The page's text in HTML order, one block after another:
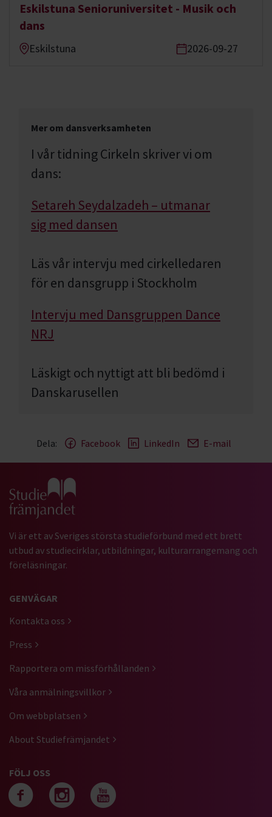
Eskilstuna Senioruniversitet - Musik och
dans
Eskilstuna 2026-09-27
Mer om dansverksamheten
I vår tidning Cirkeln skriver vi om
dans:
Setareh Seydalzadeh – utmanar
sig med dansen
Läs vår intervju med cirkelledaren
för en dansgrupp i Stockholm
Intervju med Dansgruppen Dance
NRJ
Läskigt och nyttigt att bli bedömd i
Danskarusellen
Dela: Facebook LinkedIn E-mail
Gå till studiefrämjandets startsida
Vi är ett av Sveriges största studieförbund med ett brett
utbud av studiecirklar, utbildningar, kulturarrangemang och
föreläsningar.
GENVÄGAR
Kontakta oss
Press
Rapportera om missförhållanden
Våra anmälningsvillkor
Om webbplatsen
About Studiefrämjandet
FÖLJ OSS
Följ oss på facebook
Följ oss på
Följ oss på